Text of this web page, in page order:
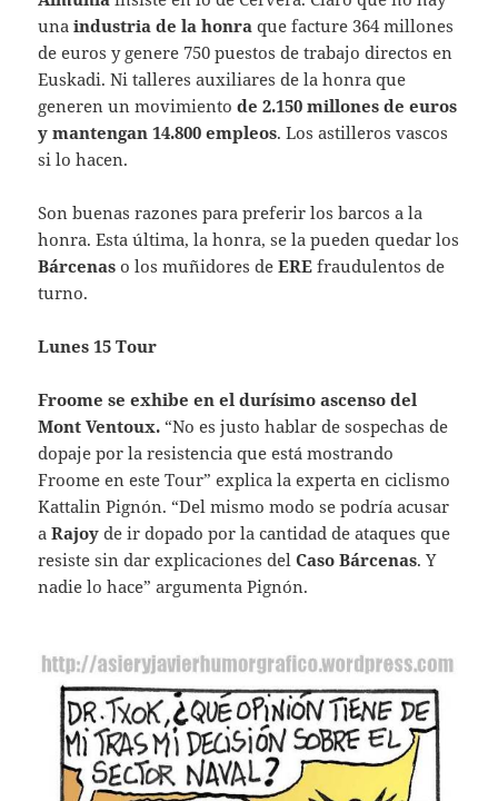
unaindustria de la honra que facture 364 millones
de euros y genere 750 puestos de trabajo directos en
Euskadi. Ni talleres auxiliares de la honra que
generen un movimientode 2.150 millones de euros
y mantengan 14.800 empleos. Los astilleros vascos
si lo hacen.
Son buenas razones para preferir los barcos a la
honra. Esta última, la honra, se la pueden quedar los
Bárcenas o los muñidores de ERE fraudulentos de
turno.
Lunes 15 Tour
Froome se exhibe en el durísimo ascenso del
Mont Ventoux. “No es justo hablar de sospechas de
dopaje por la resistencia que está mostrando
Froome en este Tour” explica la experta en ciclismo
Kattalin Pignón. “Del mismo modo se podría acusar
aRajoy de ir dopado por la cantidad de ataques que
resiste sin dar explicaciones delCaso Bárcenas. Y
nadie lo hace” argumenta Pignón.